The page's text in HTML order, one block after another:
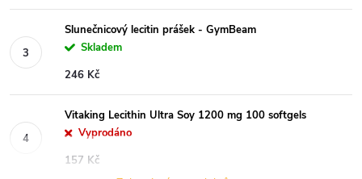
Slunečnicový lecitin prášek - GymBeam
Skladem
246 Kč
Vitaking Lecithin Ultra Soy 1200 mg 100 softgels
Vyprodáno
157 Kč